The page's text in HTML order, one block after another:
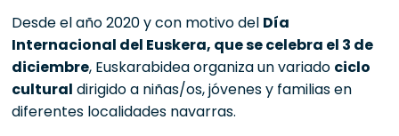
Desde el año 2020 y con motivo del Día
Internacional del Euskera, que se celebra el 3 de
diciembre, Euskarabidea organiza un variado ciclo
cultural dirigido a niñas/os, jóvenes y familias en
diferentes localidades navarras.